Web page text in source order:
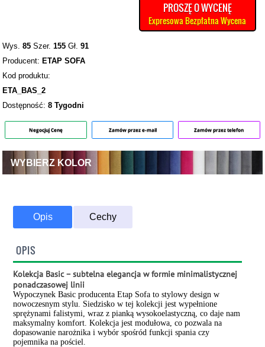
PROSZĘ O WYCENĘ
Expresowa Bezpłatna Wycena
Wys.85 Szer.155 Gł.91
Producent: ETAP SOFA
Kod produktu:
ETA_BAS_2
Dostępność:8 Tygodni
Negocjuj Cenę Zamów przez e-mail Zamów przez telefon
WYBIERZ KOLOR
Opis Cechy
OPIS
Kolekcja Basic – subtelna elegancja w formie minimalistycznej
ponadczasowej linii
Wypoczynek Basic producenta Etap Sofa to stylowy design w
nowoczesnym stylu. Siedzisko w tej kolekcji jest wypełnione
sprężynami falistymi, wraz z pianką wysokoelastyczną, co daje nam
maksymalny komfort. Kolekcja jest modułowa, co pozwala na
dopasowanie narożnika i wybór spośród funkcji spania czy
pojemnika na pościel.